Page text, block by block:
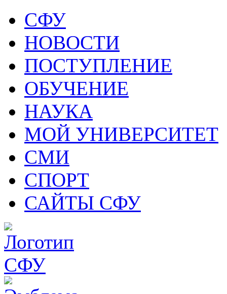
СФУ
НОВОСТИ
ПОСТУПЛЕНИЕ
ОБУЧЕНИЕ
НАУКА
МОЙ УНИВЕРСИТЕТ
СМИ
СПОРТ
САЙТЫ СФУ